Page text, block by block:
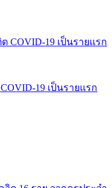
19 เป็นรายแรก